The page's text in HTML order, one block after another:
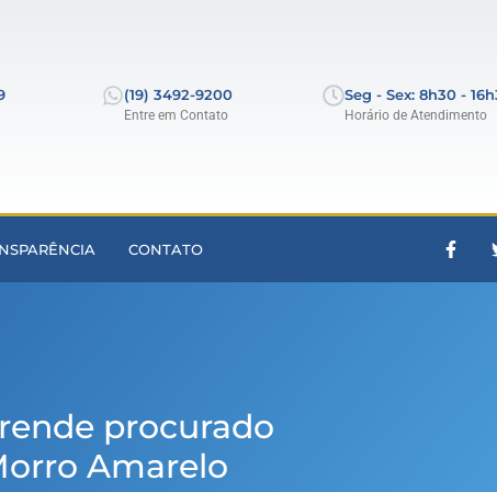
(19) 3492-9200
Entre em Contato
Seg - Sex: 8h30 -
Horário de Atendimento
CONTATO
procurado
Amarelo